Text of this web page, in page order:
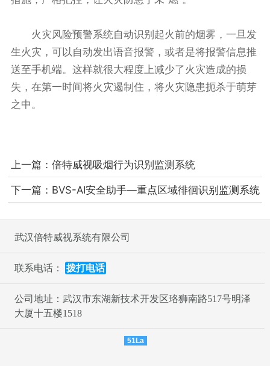
火灾风险预警系统自动识别起火前的烟雾，一旦发
生火灾，可以自动发出语音报警，或者是将报警信息推
送至手机端。这样就很大程度上减少了火灾造成的损
失，在第一时间将火灾遏制住，将火灾隐患扼杀于萌芽
之中。
上一篇： 倍特威视吸烟行为识别监测系统
下一篇： BVS-AI安全助手—重点区域徘徊识别监测系统
武汉倍特威视系统有限公司
联系电话： 拨打电话
公司地址：武汉市东湖新技术开发区珞狮南路517号明泽
大厦十五楼1518
51La